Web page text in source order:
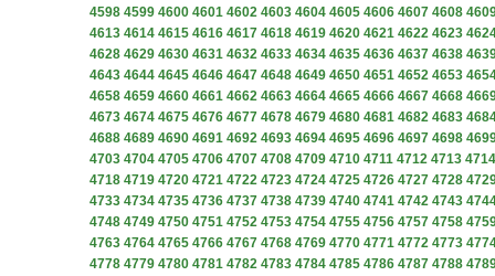
4598 4599 4600 4601 4602 4603 4604 4605 4606 4607 4608
4613 4614 4615 4616 4617 4618 4619 4620 4621 4622 4623
4628 4629 4630 4631 4632 4633 4634 4635 4636 4637 4638
4643 4644 4645 4646 4647 4648 4649 4650 4651 4652 4653
4658 4659 4660 4661 4662 4663 4664 4665 4666 4667 4668
4673 4674 4675 4676 4677 4678 4679 4680 4681 4682 4683
4688 4689 4690 4691 4692 4693 4694 4695 4696 4697 4698
4703 4704 4705 4706 4707 4708 4709 4710 4711 4712 4713 4714
4718 4719 4720 4721 4722 4723 4724 4725 4726 4727 4728
4733 4734 4735 4736 4737 4738 4739 4740 4741 4742 4743
4748 4749 4750 4751 4752 4753 4754 4755 4756 4757 4758
4763 4764 4765 4766 4767 4768 4769 4770 4771 4772 4773
4778 4779 4780 4781 4782 4783 4784 4785 4786 4787 4788